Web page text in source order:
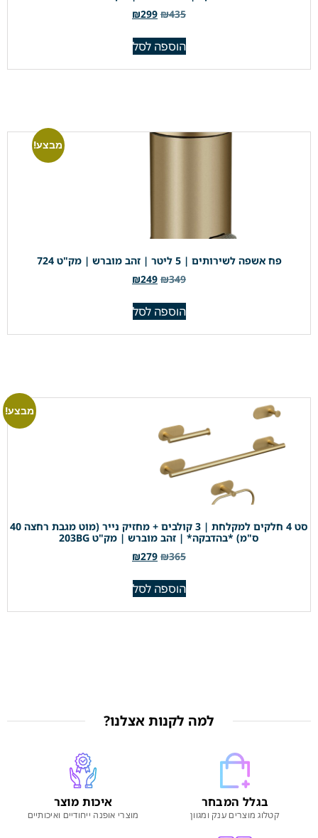
₪435
₪299
הוספה לסל
מבצע!
פח אשפה לשירותים | 5 ליטר | זהב מוברש | מק"ט 724
₪349
₪249
הוספה לסל
מבצע!
סט 4 חלקים למקלחת | 3 קולבים + מחזיק נייר (מוט מגבת רחצה 40
ס"מ) *בהדבקה* | זהב מוברש | מק"ט 203BG
₪365
₪279
הוספה לסל
למה לקנות אצלנו?
בגלל המבחר
קטלוג מוצרים ענק ומגוון
איכות מוצר
מוצרי אופנה ייחודיים ואיכותיים